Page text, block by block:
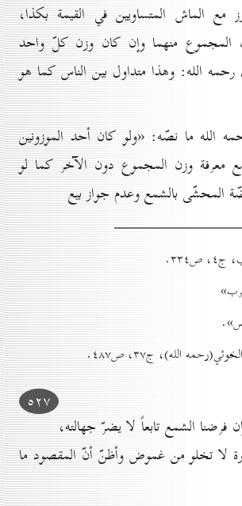
مع الماش المتساويين في القيمة بكذا،
المجموع منهما وإن كان وزن كلّ واحد
الله: وهذا متداول بين الناس كما هو
الله ما نصّه: «ولو كان أحد الموزونين
معرفة وزن المجموع دون الآخر كما لو
المحشّی بالشمع وعدم جواز بيع
٥۲۷
الشمع تابعاً لا يضرّ جهالته،
لا تخلو من غموض وأظنّ أنّ المقصود ما